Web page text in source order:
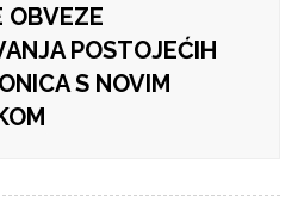
OBVEZE
POSTOJEĆIH
S NOVIM